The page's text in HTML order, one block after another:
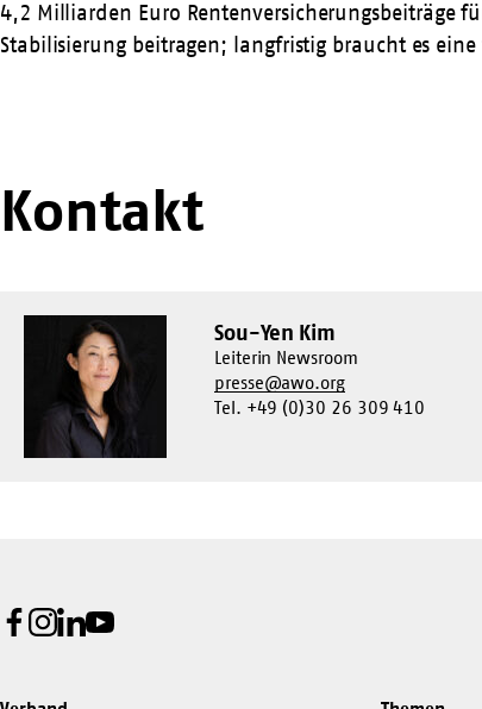
4,2 Milliarden Euro Rentenversicherungsbeiträge
Stabilisierung beitragen; langfristig braucht es
Kontakt
Sou-Yen Kim
Leiterin Newsroom
presse@awo.org
Tel. +49 (0)30 26 309 410
Facebook
Instagram
LinkedIn
Youtube